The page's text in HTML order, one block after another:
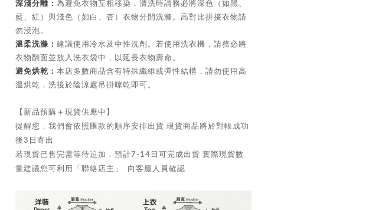
深淺分離： 為避免衣物互相移染，清洗時請務必將深色（如黑、
藍、紅）與淺色（如白、杏）衣物分開洗滌。高對比拼接衣物請
勿浸泡。
溫柔洗滌： 建議使用冷水及中性洗劑。若使用洗衣機，請務必將
衣物翻面並放入洗衣袋中，以延長衣物壽命。
避免烘乾： 本店多數商品含有特殊纖維或彈性結構，請勿使用高
溫烘乾，洗後於陰涼處吊掛晾乾即可。
【新品預購＋現貨供應中】
提醒您．我們會依照匯款的順序安排出貨 現貨商品將於對帳成功
後3日寄出
若現貨已售完需等待追加．預計7-14日可完成出貨 實際現貨數
量建議您可利用「聯絡店主」 向客服人員確認